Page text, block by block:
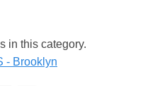
in this category.